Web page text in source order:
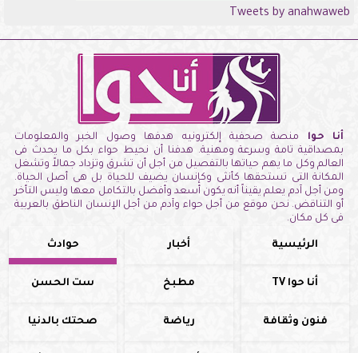
Tweets by anahwaweb
أنا حوا منصة صحفية إلكترونيه هدفها وصول الخبر والمعلومات
بمصداقية تامة وسرعة ومهنية. هدفنا أن نحيط حواء بكل ما يحدث فى
العالم وكل ما يهم حياتها بالتفصيل من أجل أن تشرق وتزداد جمالاً وتشغل
المكانة التى تستحقها كأنثى وكإنسان يضيف للحياة بل هى أصل الحياة.
ومن أجل آدم يعلم يقيناً أنه يكون أسعد وأفضل بالتكامل معها وليس التأخر
أو التناقض. نحن موقع من أجل حواء وآدم من أجل الإنسان الناطق بالعربية
فى كل مكان.
الرئيسية أخبار حوادث
أنا حوا TV مطبخ ست الحسن
فنون وثقافة رياضة صحتك بالدنيا